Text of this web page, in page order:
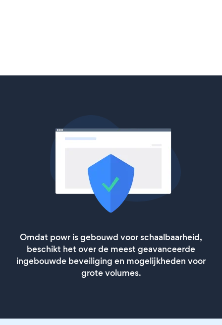
Omdat powr is gebouwd voor schaalbaarheid,
beschikt het over de meest geavanceerde
ingebouwde beveiliging en mogelijkheden voor
grote volumes.